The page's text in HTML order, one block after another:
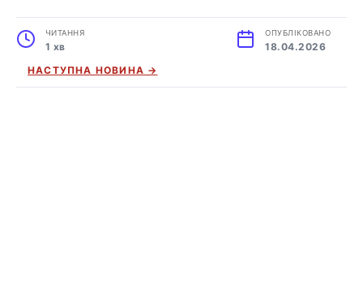
ЧИТАННЯ
1 хв
ОПУБЛІКОВАНО
18.04.2026
НАСТУПНА НОВИНА →